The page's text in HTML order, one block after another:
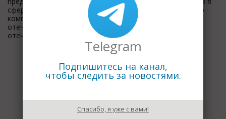
сфере IT. Госкорпорация Ростех и входящие в ее контур
компании, включая ОАК, сегодня активно внедряют
отечественные IT-продукты, ищут надежные
отечественные решен...
Telegram
Подпишитесь на канал,
чтобы следить за новостями.
Спасибо, я уже с вами!